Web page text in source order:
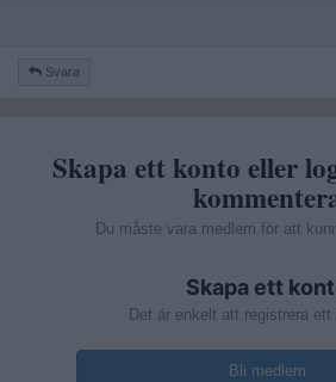
Svara
Skapa ett konto eller
Du måste vara medlem för att
Skapa ett
Det är enkelt att registrera
Bli medlem